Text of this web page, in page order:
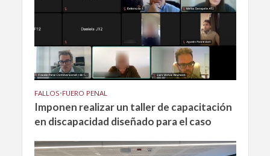
FALLOS•FUERO PENAL
Imponen realizar un taller de capacitación
en discapacidad diseñado para el caso